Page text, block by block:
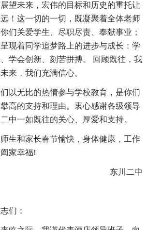
望未来，宏伟的目标和历史的重托让
！这一切的一切，既凝聚着全体老师
们关爱学生、尽职尽责、奉献事业；
现着同学追梦路上的进步与成长：学
学会创新、刻苦拼搏。 回顾既往，我
来，我们充满信心。
以无比的热情参与学校教育，是你们
高的支持和理由。衷心感谢各级领导
中一如既往的关心、厚爱和支持。
生和家长春节愉快，身体健康，工作
家幸福!
东川二中
们：